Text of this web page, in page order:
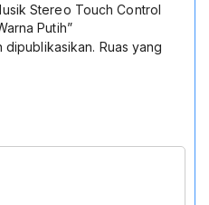
Stereo Touch Control
Putih”
dipublikasikan. Ruas yang